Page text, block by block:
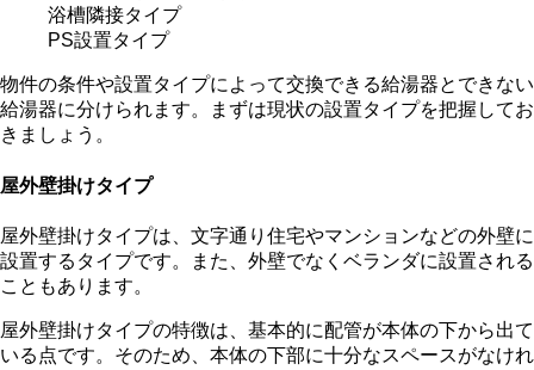
浴槽隣接タイプ
PS設置タイプ
物件の条件や設置タイプによって交換できる給湯器とできない
給湯器に分けられます。まずは現状の設置タイプを把握してお
きましょう。
屋外壁掛けタイプ
屋外壁掛けタイプは、文字通り住宅やマンションなどの外壁に
設置するタイプです。また、外壁でなくベランダに設置される
こともあります。
屋外壁掛けタイプの特徴は、基本的に配管が本体の下から出て
いる点です。そのため、本体の下部に十分なスペースがなけれ